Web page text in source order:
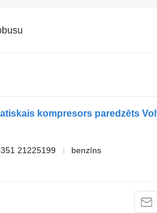
21225199
benzīns